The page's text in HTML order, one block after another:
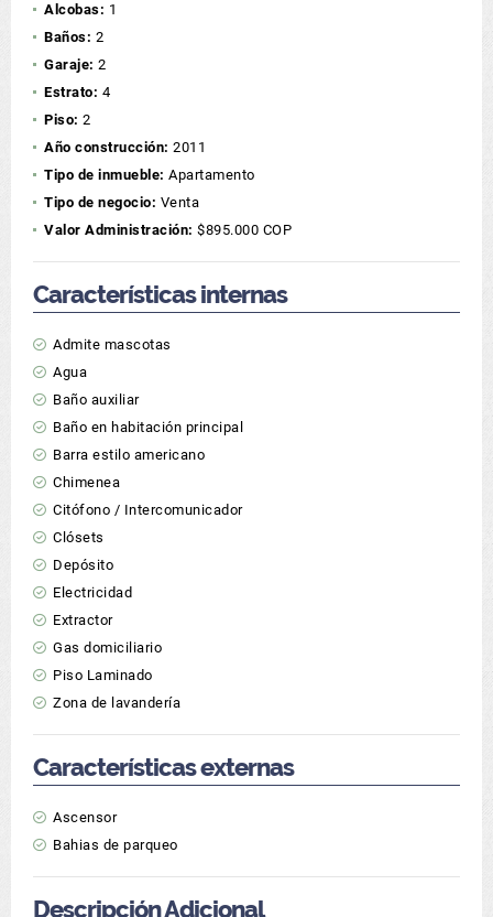
Alcobas: 1
Baños: 2
Garaje: 2
Estrato: 4
Piso: 2
Año construcción: 2011
Tipo de inmueble: Apartamento
Tipo de negocio: Venta
Valor Administración: $895.000 COP
Características internas
Admite mascotas
Agua
Baño auxiliar
Baño en habitación principal
Barra estilo americano
Chimenea
Citófono / Intercomunicador
Clósets
Depósito
Electricidad
Extractor
Gas domiciliario
Piso Laminado
Zona de lavandería
Características externas
Ascensor
Bahias de parqueo
Descripción Adicional